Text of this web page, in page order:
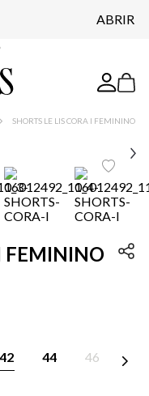
ABRIR
SHORTS LE LIS CORA I FEMININO
FEMININO
42 44 46